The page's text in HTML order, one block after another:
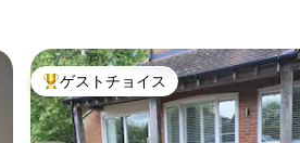
大好評のゲストチョイスです。
ゲストチョイス